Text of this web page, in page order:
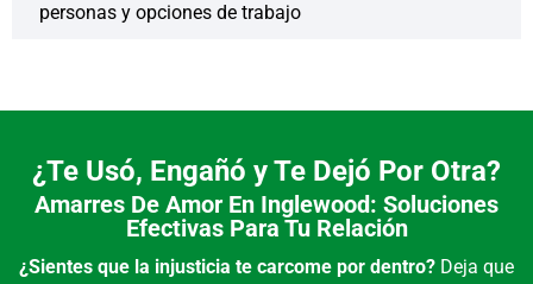
personas y opciones de trabajo
¿Te Usó, Engañó y Te Dejó Por Otra?
Amarres De Amor En Inglewood: Soluciones
Efectivas Para Tu Relación
¿Sientes que la injusticia te carcome por dentro? Deja que